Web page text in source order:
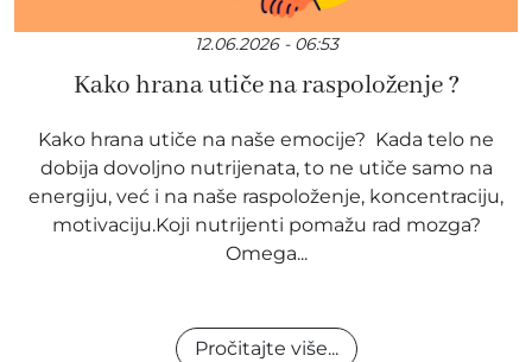
12.06.2026 - 06:53
Kako hrana utiče na raspoloženje ?
Kako hrana utiče na naše emocije? Kada telo ne
dobija dovoljno nutrijenata, to ne utiče samo na
energiju, već i na naše raspoloženje, koncentraciju,
motivaciju.Koji nutrijenti pomažu rad mozga?
Omega...
Pročitajte više...